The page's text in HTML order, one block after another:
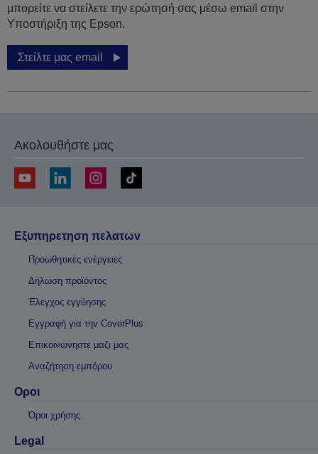
μπορείτε να στείλετε την ερώτησή σας μέσω email στην
Υποστήριξη της Epson.
Στείλτε μας email
Ακολουθήστε μας
Εξυπηρετηση πελατων
Προωθητικές ενέργειες
Δήλωση προϊόντος
Έλεγχος εγγύησης
Εγγραφή για την CoverPlus
Επικοινωνηστε μαζι μας
Αναζήτηση εμπόρου
Οροι
Όροι χρήσης
Legal